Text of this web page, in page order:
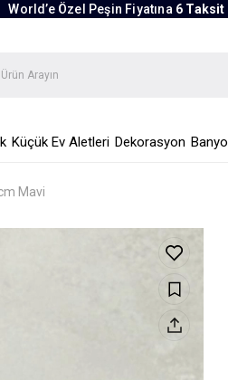
World’e Özel Peşin Fiyatına 6 Taksit
Küçük Ev Aletleri Dekorasyon Banyo
Mavi